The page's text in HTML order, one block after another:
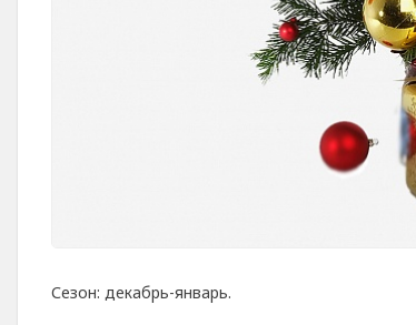
Сезон: декабрь-январь.